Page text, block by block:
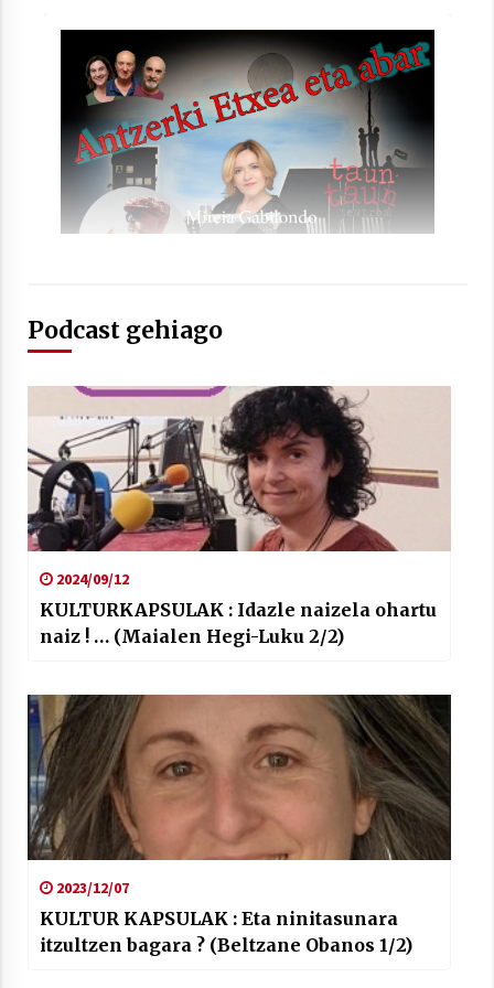
Arrosaren laburpen bideoa Hamaika
Telebistaren eskutik
2021/06/30
Podcast gehiago
2024/09/12
KULTURKAPSULAK : Idazle naizela ohartu
naiz ! … (Maialen Hegi-Luku 2/2)
2023/12/07
KULTUR KAPSULAK : Eta ninitasunara
itzultzen bagara ? (Beltzane Obanos 1/2)